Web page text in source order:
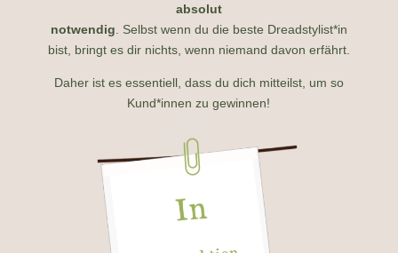
absolut
notwendig . Selbst wenn du die beste Dreadstylist*in
bist, bringt es dir nichts, wenn niemand davon erfährt.
Daher ist es essentiell, dass du dich mitteilst, um so
Kund*innen zu gewinnen!